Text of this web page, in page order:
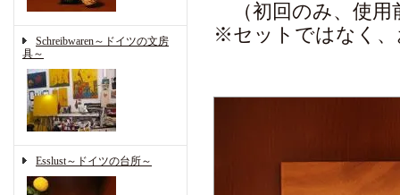
Schreibwaren～ドイツの文房
具～
Esslust～ドイツの台所～
（初回のみ、使用
※セットではなく